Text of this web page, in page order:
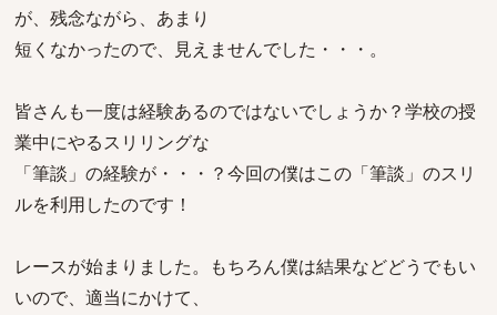
が、残念ながら、あまり
短くなかったので、見えませんでした・・・。
皆さんも一度は経験あるのではないでしょうか？学校の授
業中にやるスリリングな
「筆談」の経験が・・・？今回の僕はこの「筆談」のスリ
ルを利用したのです！
レースが始まりました。もちろん僕は結果などどうでもい
いので、適当にかけて、